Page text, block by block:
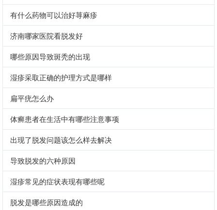
有什么药物可以治好荨麻疹
济南哪家医院看脱发好
哪些原因导致斑秃的出现
湿疹采取正确的护理方式是哪样
扁平疣怎么办
体癣患者在生活中有哪些注意事项
出现了脱发问题该怎么样去解决
导致脱发的六种原因
湿疹常见的症状表现有哪些呢
脱发是哪些原因造成的